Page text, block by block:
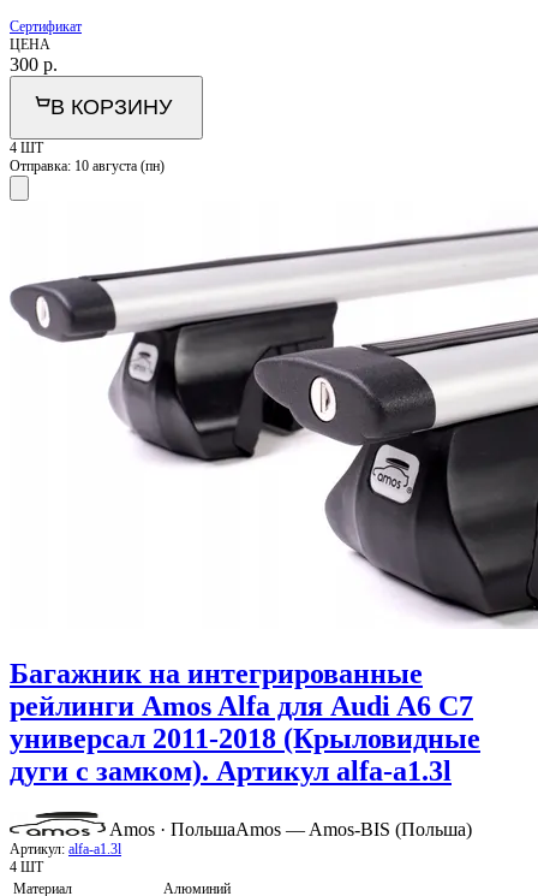
Сертификат
ЦЕНА
300 р.
В КОРЗИНУ
4 ШТ
Отправка: 10 августа (пн)
Багажник на интегрированные
рейлинги Amos Alfa для Audi A6 C7
универсал 2011-2018 (Крыловидные
дуги с замком). Артикул alfa-a1.3l
Amos · ПольшаAmos — Amos-BIS (Польша)
Артикул: alfa-a1.3l
4 ШТ
Материал
Алюминий